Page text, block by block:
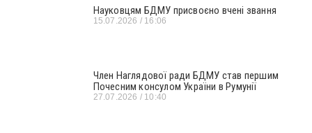
Науковцям БДМУ присвоєно вчені звання
15.07.2026 16:06
Член Наглядової ради БДМУ став першим
Почесним консулом України в Румунії
27.07.2026 10:40